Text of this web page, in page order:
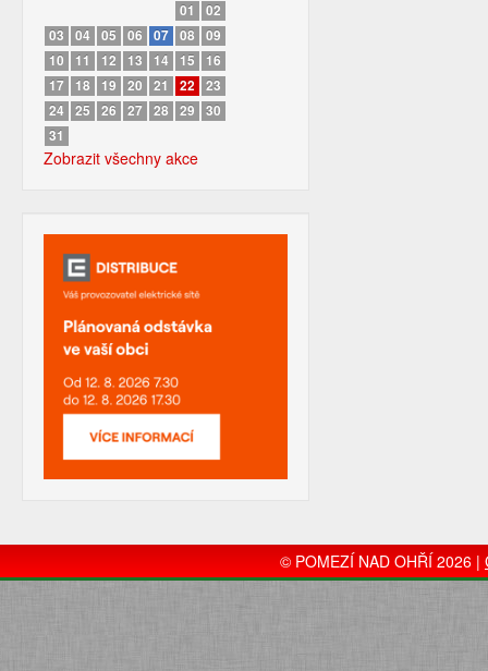
01
02
03
04 05 06 07 08
09
10
11 12 13 14 15
16
17 18 19 20 21 22
23
24
25 26 27 28 29
30
31
Zobrazit všechny akce
© POMEZÍ NAD OHŘÍ 2026 |